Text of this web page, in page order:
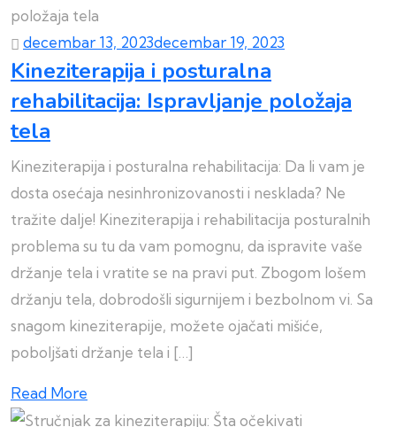
decembar 13, 2023decembar 19, 2023
Kineziterapija i posturalna
rehabilitacija: Ispravljanje položaja
tela
Kineziterapija i posturalna rehabilitacija: Da li vam je
dosta osećaja nesinhronizovanosti i nesklada? Ne
tražite dalje! Kineziterapija i rehabilitacija posturalnih
problema su tu da vam pomognu, da ispravite vaše
držanje tela i vratite se na pravi put. Zbogom lošem
držanju tela, dobrodošli sigurnijem i bezbolnom vi. Sa
snagom kineziterapije, možete ojačati mišiće,
poboljšati držanje tela i […]
Read More